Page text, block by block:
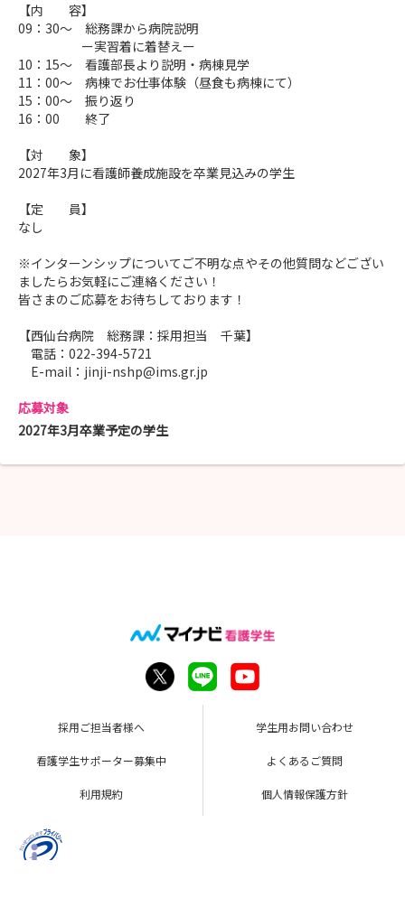
【内 容】
09：30～ 総務課から病院説明
ー実習着に着替えー
10：15～ 看護部長より説明・病棟見学
11：00～ 病棟でお仕事体験（昼食も病棟にて）
15：00～ 振り返り
16：00 終了
【対 象】
2027年3月に看護師養成施設を卒業見込みの学生
【定 員】
なし
※インターンシップについてご不明な点やその他質問などござい
ましたらお気軽にご連絡ください！
皆さまのご応募をお待ちしております！
【西仙台病院 総務課：採用担当 千葉】
電話：022-394-5721
E-mail：jinji-nshp@ims.gr.jp
応募対象
2027年3月卒業予定の学生
採用ご担当者様へ 学生用お問い合わせ
看護学生サポーター募集中 よくあるご質問
利用規約 個人情報保護方針